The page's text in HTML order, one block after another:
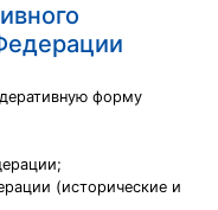
форму
(исторические и